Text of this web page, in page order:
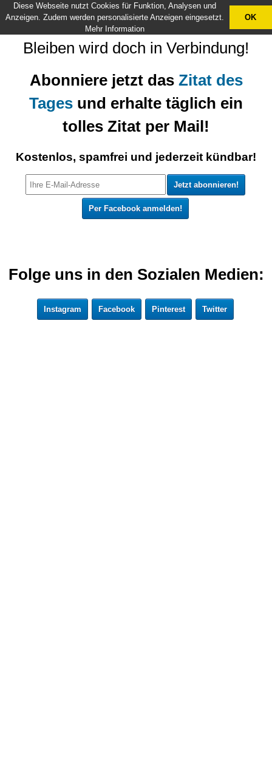
Bleiben wird doch in Verbindung!
Abonniere jetzt das Zitat des
Tages und erhalte täglich ein
tolles Zitat per Mail!
Kostenlos, spamfrei und jederzeit kündbar!
Per Facebook anmelden!
Folge uns in den Sozialen Medien:
Instagram Facebook Pinterest Twitter
X
Diese Webseite nutzt Cookies für Funktion, Analysen und
Anzeigen. Zudem werden personalisierte Anzeigen eingesetzt.
Mehr Information
OK